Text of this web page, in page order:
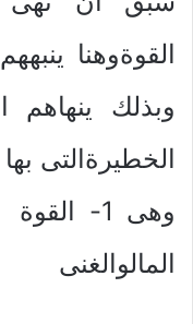
القوةوهنا
وبذلك ينهاهم
الخطيرةالتى
المالوالغنى